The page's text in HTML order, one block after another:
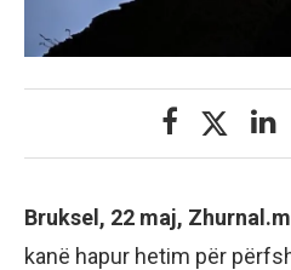
Bruksel, 22 maj,
kanë hapur hetim për